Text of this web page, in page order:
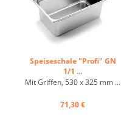
Speiseschale "Profi" GN
1/1 ...
Mit Griffen, 530 x 325 mm ...
71,30 €